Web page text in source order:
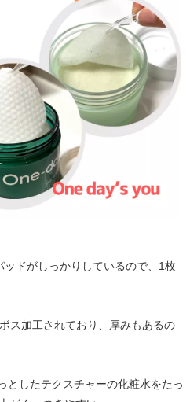
ッドがしっかりしているので、1枚
ス加工されており、厚みもあるの
としたテクスチャーの化粧水をたっ